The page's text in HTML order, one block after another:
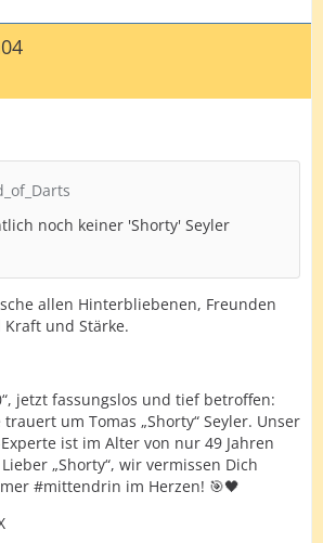
noch keiner 'Shorty' Seyler
allen Hinterbliebenen, Freunden
und Stärke.
jetzt fassungslos und tief betroffen:
trauert um Tomas „Shorty“ Seyler. Unser
ist im Alter von nur 49 Jahren
„Shorty“, wir vermissen Dich
#mittendrin im Herzen! 🎯🖤